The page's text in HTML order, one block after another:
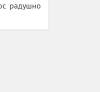
радушно